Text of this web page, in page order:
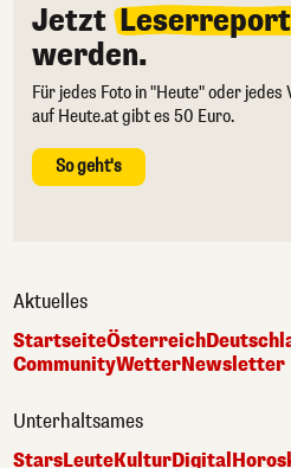
Jetzt
werden.
Für jedes Foto in "Heute" oder jedes
auf Heute.at gibt es 50 Euro.
So geht's
Aktuelles
StartseiteÖsterreich
CommunityWetterNewsletter
Unterhaltsames
StarsLeuteKulturDigital